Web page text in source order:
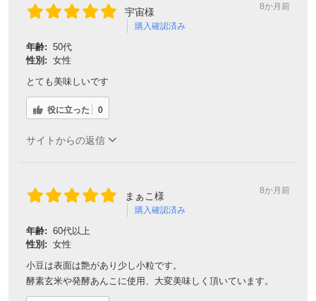
宇宙様
購入確認済み
8か月前
年齢: 50代
性別: 女性
とても美味しいです
役に立った 0
サイトからの返信
まぁこ様
購入確認済み
8か月前
年齢: 60代以上
性別: 女性
小豆は表面は艶があり少し小粒です。
酵素玄米や発酵あんこに使用、大変美味しく頂いています。